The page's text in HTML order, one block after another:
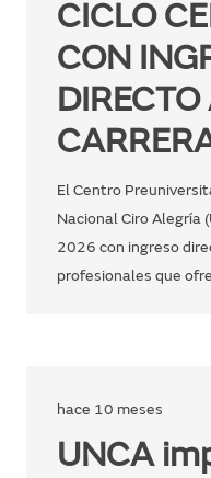
CICLO
CON
DIRECTO
El Centro
Nacional Ciro Alegría
2026 con ingreso
profesionales que
hace 10 meses
UNCA